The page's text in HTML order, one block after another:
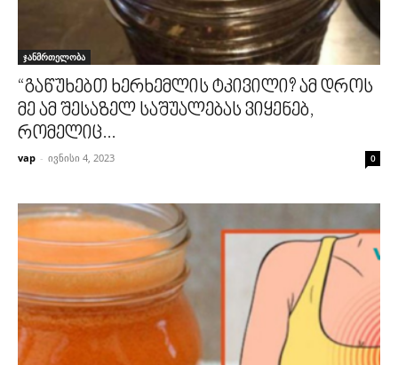
ჯანმრთელობა
“გაწუხებთ ხერხემლის ტკივილი? ამ დროს
მე ამ შესაზელ საშუალებას ვიყენებ,
რომელიც...
vap - ივნისი 4, 2023 0